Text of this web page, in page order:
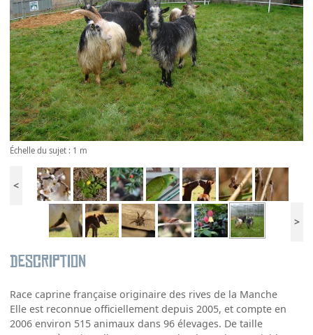
Échelle du sujet : 1 m
<
>
Description
Race caprine française originaire des rives de la Manche
Elle est reconnue officiellement depuis 2005, et compte en
2006 environ 515 animaux dans 96 élevages. De taille